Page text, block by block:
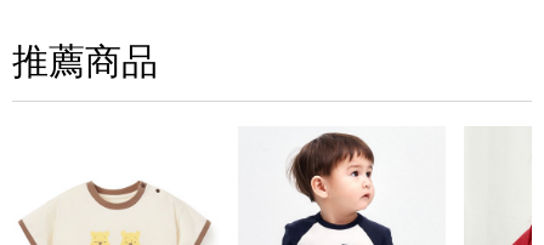
(圖片格式限jpg、jpeg)
圖片上傳 圖片上傳 圖片上傳
推薦商品